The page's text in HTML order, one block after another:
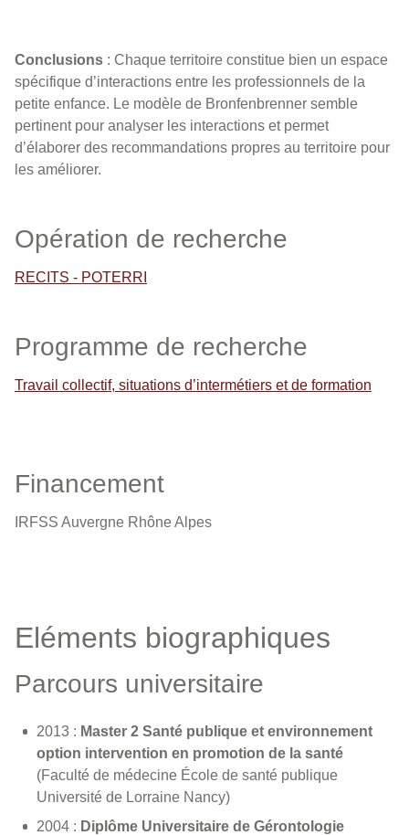
Conclusions : Chaque territoire constitue bien un espace
spécifique d’interactions entre les professionnels de la
petite enfance. Le modèle de Bronfenbrenner semble
pertinent pour analyser les interactions et permet
d’élaborer des recommandations propres au territoire pour
les améliorer.
Opération de recherche
RECITS - POTERRI
Programme de recherche
Travail collectif, situations d’intermétiers et de formation
Financement
IRFSS Auvergne Rhône Alpes
Eléments biographiques
Parcours universitaire
2013 : Master 2 Santé publique et environnement
option intervention en promotion de la santé
(Faculté de médecine École de santé publique
Université de Lorraine Nancy)
2004 : Diplôme Universitaire de Gérontologie